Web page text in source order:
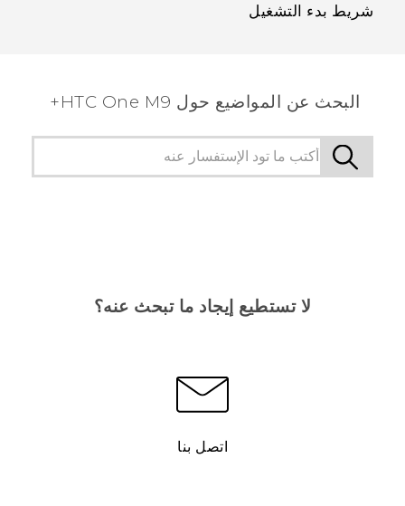
شريط بدء التشغيل
البحث عن المواضيع حول HTC One M9+
لا تستطيع إيجاد ما تبحث عنه؟
اتصل بنا